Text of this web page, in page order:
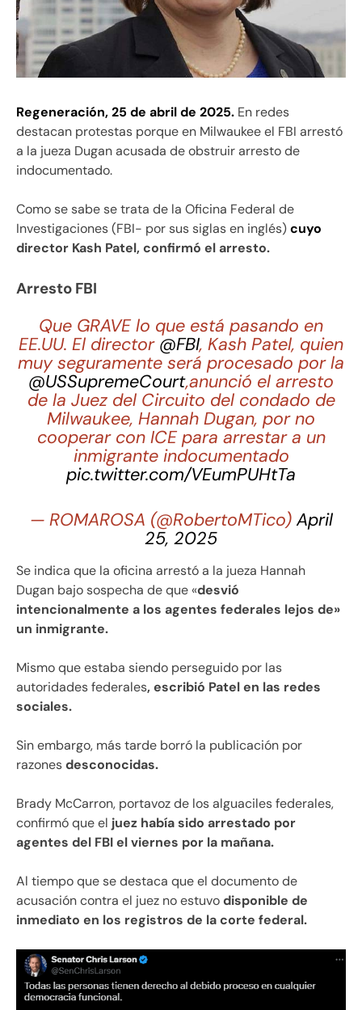
Regeneración, 25 de abril de 2025. En redes
destacan protestas porque en Milwaukee el FBI arrestó
a la jueza Dugan acusada de obstruir arresto de
indocumentado.
Como se sabe se trata de la Oficina Federal de
Investigaciones (FBI- por sus siglas en inglés)cuyo
director Kash Patel, confirmó el arresto.
Arresto FBI
Que GRAVE lo que está pasando en
EE.UU. El director @FBI, Kash Patel, quien
muy seguramente será procesado por la
@USSupremeCourt,anunció el arresto
de la Juez del Circuito del condado de
Milwaukee, Hannah Dugan, por no
cooperar con ICE para arrestar a un
inmigrante indocumentado
pic.twitter.com/VEumPUHtTa
— ROMAROSA (@RobertoMTico) April
25, 2025
Se indica que la oficina arrestó a la jueza Hannah
Dugan bajo sospecha de que «desvió
intencionalmente a los agentes federales lejos de»
un inmigrante.
Mismo que estaba siendo perseguido por las
autoridades federales, escribió Patel en las redes
sociales.
Sin embargo, más tarde borró la publicación por
razonesdesconocidas.
Brady McCarron, portavoz de los alguaciles federales,
confirmó que el juez había sido arrestado por
agentes del FBI el viernes por la mañana.
Al tiempo que se destaca que el documento de
acusación contra el juez no estuvodisponible de
inmediato en los registros de la corte federal.